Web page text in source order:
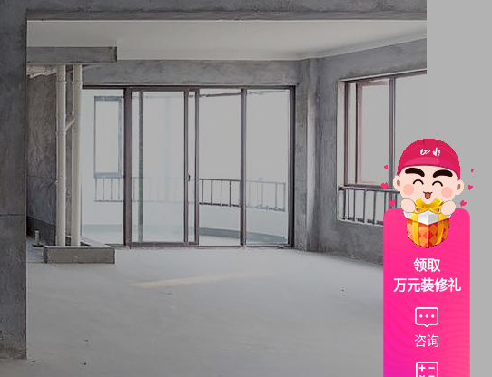
领取
万元装修礼
咨询